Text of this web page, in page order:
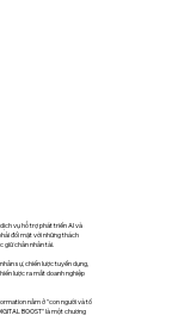
vụ hỗ trợ phát triển AI và
đối mặt với những thách
giữ chân nhân tài.
sự, chiến lược tuyển dụng,
lược ra mắt doanh nghiệp
nằm ở "con người và tổ
BOOST" là một chương